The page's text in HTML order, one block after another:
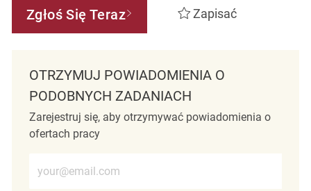
Zgłoś Się Teraz Zapisać
OTRZYMUJ POWIADOMIENIA O
PODOBNYCH ZADANIACH
Zarejestruj się, aby otrzymywać powiadomienia o
ofertach pracy